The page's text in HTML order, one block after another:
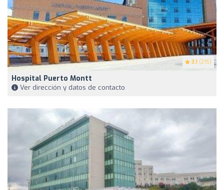
3.1 (215)
Hospital Puerto Montt
Ver dirección y datos de contacto